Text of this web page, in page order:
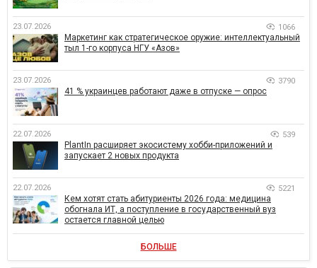
23.07.2026 1066
Маркетинг как стратегическое оружие: интеллектуальный
тыл 1-го корпуса НГУ «Азов»
23.07.2026 3790
41 % украинцев работают даже в отпуске — опрос
22.07.2026 539
PlantIn расширяет экосистему хобби-приложений и
запускает 2 новых продукта
22.07.2026 5221
Кем хотят стать абитуриенты 2026 года: медицина
обогнала ИТ, а поступление в государственный вуз
остается главной целью
БОЛЬШЕ